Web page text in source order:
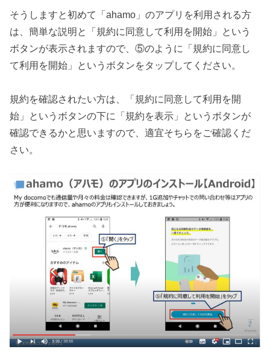
そうしますと初めて「ahamo」のアプリを利用される方
は、簡単な説明と「規約に同意して利用を開始」という
ボタンが表示されますので、⑤のように「規約に同意し
て利用を開始」というボタンをタップしてください。
規約を確認されたい方は、「規約に同意して利用を開
始」というボタンの下に「規約を表示」というボタンが
確認できるかと思いますので、適宜そちらをご確認くだ
さい。